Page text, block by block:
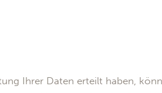
Ihrer Daten erteilt haben,